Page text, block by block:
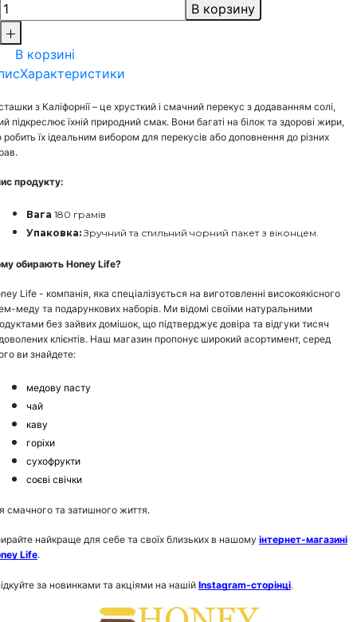
В корзину
В корзині
Характеристики
з Каліфорнії – це хрусткий і смачний перекус з додаванням солі,
підкреслює їхній природний смак. Вони багаті на білок та здорові жири,
їх ідеальним вибором для перекусів або доповнення до різних
продукту:
Вага 180 грамів
Упаковка: Зручний та стильний чорний пакет з віконцем.
обирають Honey Life?
Life - компанія, яка спеціалізується на виготовленні високоякісного
меду та подарункових наборів. Ми відомі своїми натуральними
без зайвих домішок, що підтверджує довіра та відгуки тисяч
клієнтів. Наш магазин пропонує широкий асортимент, серед
ви знайдете:
медову пасту
чай
каву
горіхи
сухофрукти
соєві свічки
смачного та затишного життя.
найкраще для себе та своїх близьких в нашому інтернет-магазині
Life.
за новинками та акціями на нашій Instagram-сторінці.